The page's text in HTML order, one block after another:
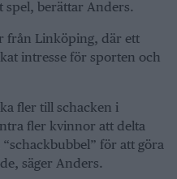
spel, berättar Anders.
från Linköping, där ett
intresse för sporten och
fler till schacken i
fler kvinnor att delta
för att göra
säger Anders.